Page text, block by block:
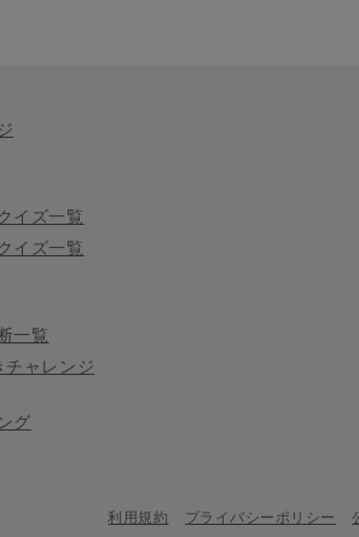
イズ一覧
イズ一覧
一覧
ャレンジ
グ
利用規約 プライバシーポリシー